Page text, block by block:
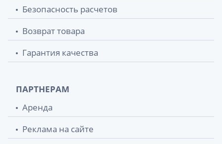
Безопасность расчетов
Возврат товара
Гарантия качества
ПАРТНЕРАМ
Аренда
Реклама на сайте